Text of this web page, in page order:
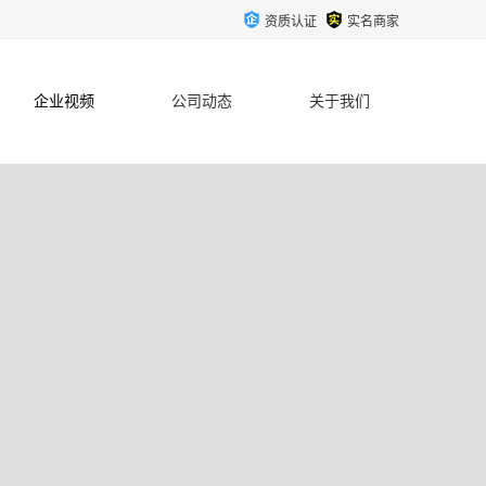
资质认证 实名商家
企业视频 公司动态 关于我们